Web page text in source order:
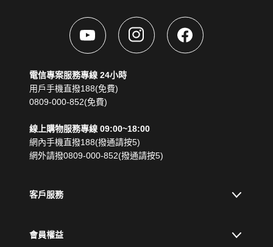
電信專案服務專線 24小時
用戶手機直撥188(免費)
0809-000-852(免費)
線上購物服務專線 09:00~18:00
網內手機直撥188(撥通請按5)
網外請撥0809-000-852(撥通請按5)
客戶服務
會員權益